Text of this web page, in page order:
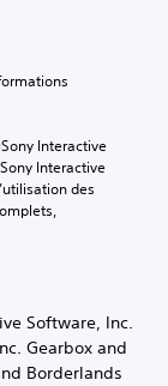
Interactive
Interactive
des
Software, Inc.
Gearbox and
Borderlands